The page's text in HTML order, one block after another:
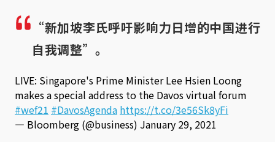
“新加坡李氏呼吁影响力日增的中国进行
自我调整”。
LIVE: Singapore's Prime Minister Lee Hsien Loong
makes a special address to the Davos virtual forum
#wef21 #DavosAgenda https://t.co/3e56Sk8yFi
— Bloomberg (@business) January 29, 2021